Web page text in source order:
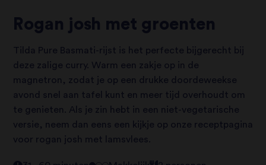
Rogan josh met groenten
Tilda Pure Basmati-rijst is het perfecte bijgerecht bij
deze zalige curry. Warm een zakje op in de
magnetron, zodat je op een drukke doordeweekse
avond snel aan tafel kunt en meer tijd overhoudt om
te genieten. Als je zin hebt in een niet-vegetarische
versie, neem dan eens een kijkje op onze receptpagina
voor rogan josh met lamsvlees.